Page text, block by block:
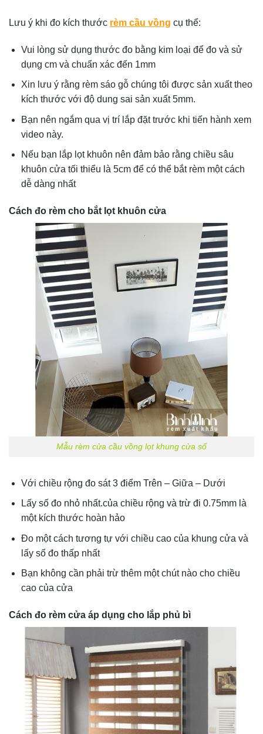
Lưu ý khi đo kích thước rèm cầu vồng cụ thể:
Vui lòng sử dụng thước đo bằng kim loại để đo và sử
dụng cm và chuẩn xác đến 1mm
Xin lưu ý rằng rèm sáo gỗ chúng tôi được sản xuất theo
kích thước với độ dung sai sản xuất 5mm.
Bạn nên ngắm qua vị trí lắp đặt trước khi tiến hành xem
video này.
Nếu bạn lắp lọt khuôn nên đảm bảo rằng chiều sâu
khuôn cửa tối thiểu là 5cm để có thể bắt rèm một cách
dễ dàng nhất
Cách đo rèm cho bắt lọt khuôn cửa
Mẫu rèm cửa cầu vồng lọt khung cửa sổ
Với chiều rộng đo sát 3 điểm Trên – Giữa – Dưới
Lấy số đo nhỏ nhất.của chiều rộng và trừ đi 0.75mm là
một kích thước hoàn hảo
Đo một cách tương tự với chiều cao của khung cửa và
lấy số đo thấp nhất
Bạn không cần phải trừ thêm một chút nào cho chiều
cao của cửa
Cách đo rèm cửa áp dụng cho lắp phủ bì